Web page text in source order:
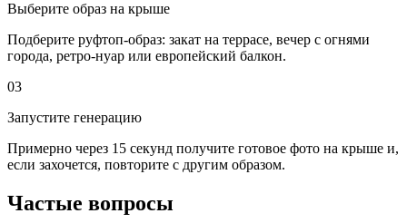
Выберите образ на крыше
Подберите руфтоп-образ: закат на террасе, вечер с огнями
города, ретро-нуар или европейский балкон.
03
Запустите генерацию
Примерно через 15 секунд получите готовое фото на крыше и,
если захочется, повторите с другим образом.
Частые вопросы